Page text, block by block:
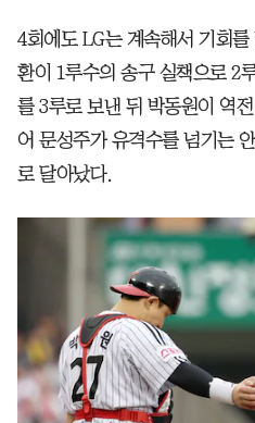
4회에도 LG는 계속해서 기회
환이 1루수의 송구 실책으로 2
를 3루로 보낸 뒤 박동원이 역
어 문성주가 유격수를 넘기는
로 달아났다.